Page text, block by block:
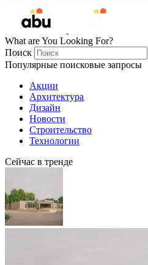
What are You Looking For?
Поиск
Популярные поисковые запросы
Акции
Архитектура
Дизайн
Новости
Строительство
Технологии
Сейчас в тренде